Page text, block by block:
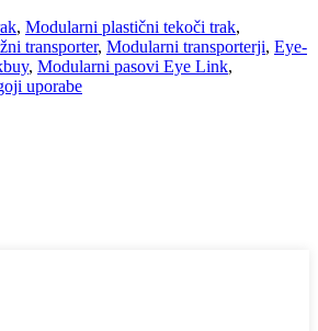
, Modularni plastični tekoči trak,
transporter, Modularni transporterji, Eye-
, Modularni pasovi Eye Link,
uporabe